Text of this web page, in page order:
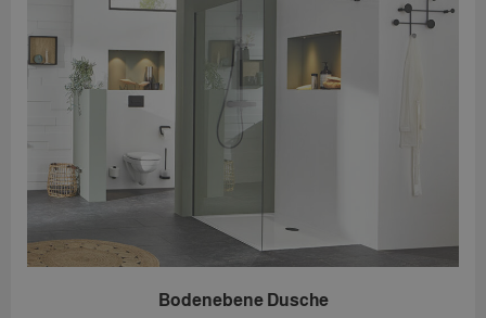
Bodenebene Dusche